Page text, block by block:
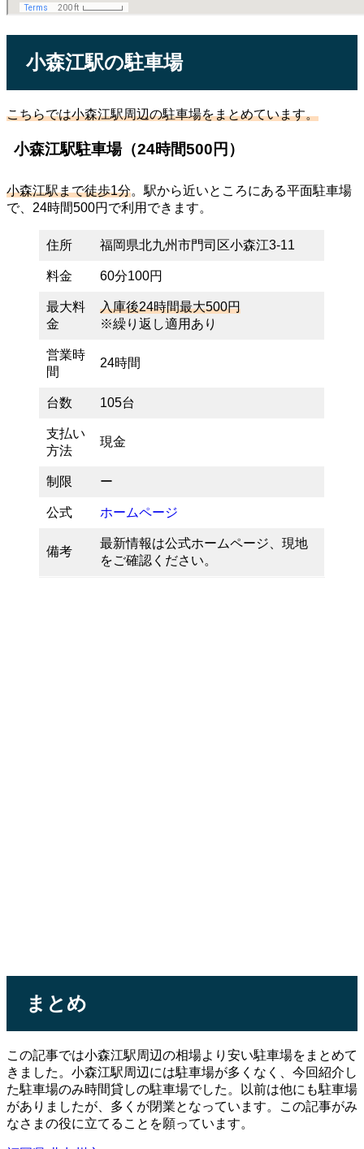
小森江駅の駐車場
こちらでは小森江駅周辺の駐車場をまとめています。
小森江駅駐車場（24時間500円）
小森江駅まで徒歩1分。駅から近いところにある平面駐車場
で、24時間500円で利用できます。
住所 福岡県北九州市門司区小森江3-11
料金 60分100円
最大料
金
入庫後24時間最大500円
※繰り返し適用あり
営業時
間
24時間
台数 105台
支払い
方法
現金
制限 ー
公式 ホームページ
備考
最新情報は公式ホームページ、現地
をご確認ください。
まとめ
この記事では小森江駅周辺の相場より安い駐車場をまとめて
きました。小森江駅周辺には駐車場が多くなく、今回紹介し
た駐車場のみ時間貸しの駐車場でした。以前は他にも駐車場
がありましたが、多くが閉業となっています。この記事がみ
なさまの役に立てることを願っています。